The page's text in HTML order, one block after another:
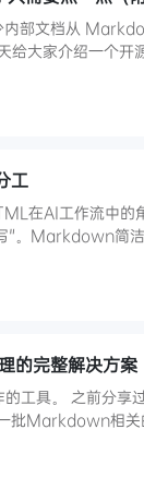
部文档从
给大家介绍一个
工
在AI工作流中的
"。Markdown简
完整解决方案
工具。 之前分享
批Markdown相关